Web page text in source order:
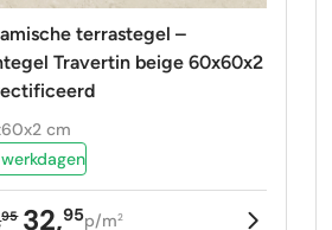
terrastegel –
Travertin beige 60x60x2
cm
95 32,95p/m2